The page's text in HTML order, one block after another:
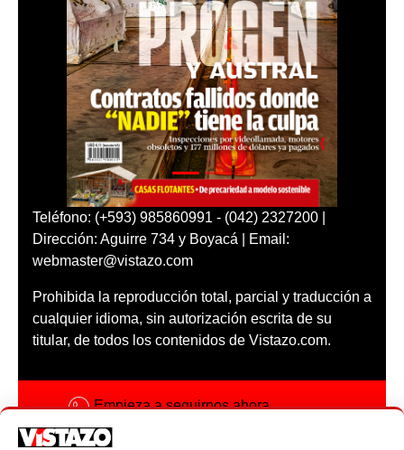
Teléfono: (+593) 985860991 - (042) 2327200 |
Dirección: Aguirre 734 y Boyacá | Email:
webmaster@vistazo.com
Prohibida la reproducción total, parcial y traducción a
cualquier idioma, sin autorización escrita de su
titular, de todos los contenidos de Vistazo.com.
Empieza a seguirnos ahora